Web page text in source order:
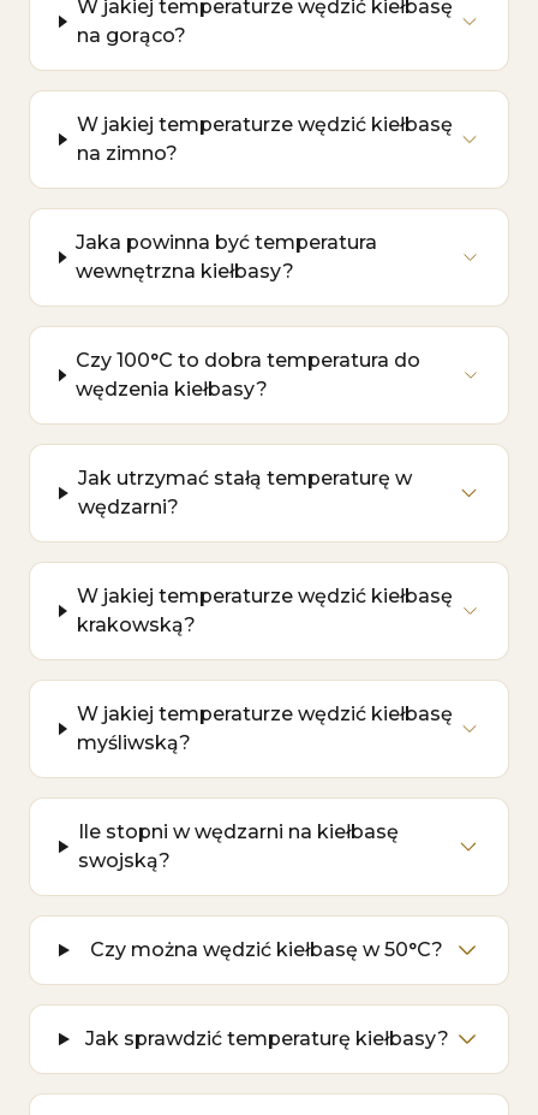
W jakiej temperaturze wędzić kiełbasę
na gorąco?
W jakiej temperaturze wędzić kiełbasę
na zimno?
Jaka powinna być temperatura
wewnętrzna kiełbasy?
Czy 100°C to dobra temperatura do
wędzenia kiełbasy?
Jak utrzymać stałą temperaturę w
wędzarni?
W jakiej temperaturze wędzić kiełbasę
krakowską?
W jakiej temperaturze wędzić kiełbasę
myśliwską?
Ile stopni w wędzarni na kiełbasę
swojską?
Czy można wędzić kiełbasę w 50°C?
Jak sprawdzić temperaturę kiełbasy?